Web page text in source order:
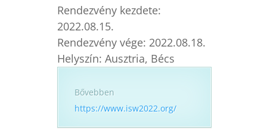
Rendezvény kezdete:
2022.08.15.
Rendezvény vége: 2022.08.18.
Helyszín: Ausztria, Bécs
Bővebben
https://www.isw2022.org/